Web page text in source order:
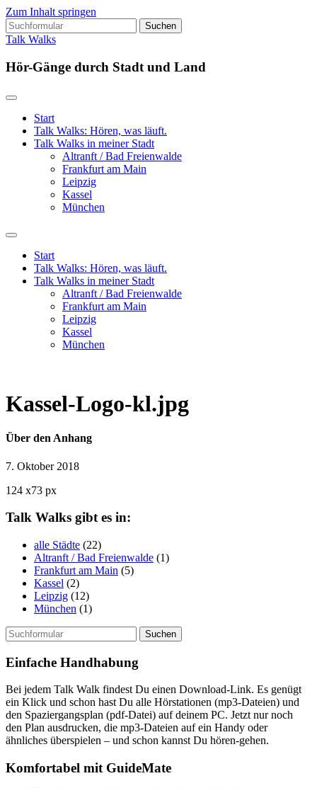
Zum Inhalt springen
Suchen
nach:
Talk Walks
Hör-Gänge durch Stadt und Land
Start
Talk Walks: Hören, was läuft.
Talk Walks in meiner Stadt
Altranft / Bad Freienwalde
Frankfurt am Main
Leipzig
Kassel
München
Suchfeld
ein-/ausblenden
Start
Talk Walks: Hören, was läuft.
Talk Walks in meiner Stadt
Altranft / Bad Freienwalde
Frankfurt am Main
Leipzig
Kassel
München
Kassel-Logo-kl.jpg
Über den Anhang
7. Oktober 2018
124 x73 px
Talk Walks gibt es in:
alle Städte (22)
Altranft / Bad Freienwalde (1)
Frankfurt am Main (5)
Kassel (2)
Leipzig (12)
München (1)
Suchen
nach:
Einfache Handhabung
Bei jedem Talk Walk findest Du einen Download-Link. Es genügt
ein Klick und schon hast Du alle Hörstationen (mp3-Dateien) und
den Spaziergangsplan (pdf-Datei) auf deinem PC. Jetzt nur noch
den Plan ausdrucken, die mp3-Dateien auf ein Handy oder
ähnliches überspielen – und schon kannst Du hören-gehen.
Komfortabel mit GuideMate